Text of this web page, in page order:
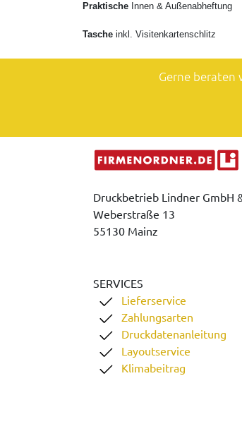
Praktische Innen & Außenabheftung
Tasche inkl. Visitenkartenschlitz
Gerne beraten
Druckbetrieb Lindner GmbH
Weberstraße 13
55130 Mainz
SERVICES
Lieferservice
Zahlungsarten
Druckdatenanleitung
Layoutservice
Klimabeitrag